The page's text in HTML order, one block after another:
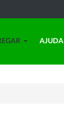
AJUDA